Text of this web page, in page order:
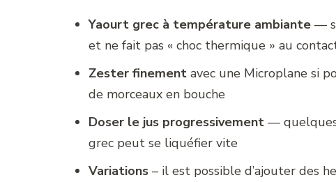
Yaourt grec à température ambiante —
et ne fait pas « choc thermique » au
Zester finement avec une Microplane si
de morceaux en bouche
Doser le jus progressivement —
grec peut se liquéfier vite
Variations – il est possible d’ajouter des